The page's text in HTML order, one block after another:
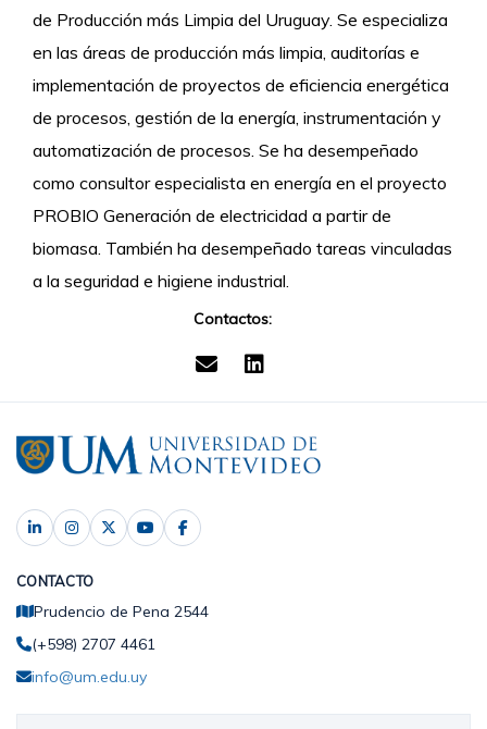
de Producción más Limpia del Uruguay. Se especializa
en las áreas de producción más limpia, auditorías e
implementación de proyectos de eficiencia energética
de procesos, gestión de la energía, instrumentación y
automatización de procesos. Se ha desempeñado
como consultor especialista en energía en el proyecto
PROBIO Generación de electricidad a partir de
biomasa. También ha desempeñado tareas vinculadas
a la seguridad e higiene industrial.
Contactos:
CONTACTO
Prudencio de Pena 2544
(+598) 2707 4461
info@um.edu.uy